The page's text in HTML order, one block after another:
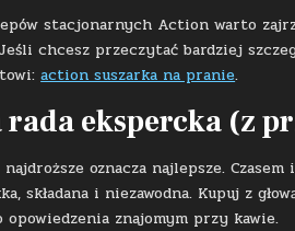
stacjonarnych Action warto
chcesz przeczytać bardziej
action suszarka na pranie.
rada ekspercka (z
najdroższe oznacza najlepsze.
składana i niezawodna. Kupuj z
znajomym przy kawie.